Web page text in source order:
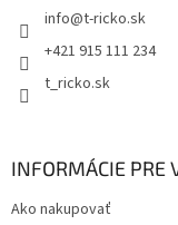
info@t-ricko.sk
+421 915 111 234
t_ricko.sk
INFORMÁCIE PRE
Ako nakupovať